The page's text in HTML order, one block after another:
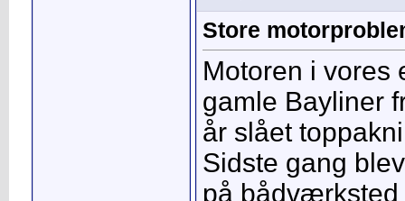
Store
Motoren i vores
gamle Bayliner
år slået
Sidste gang
på bådværksted